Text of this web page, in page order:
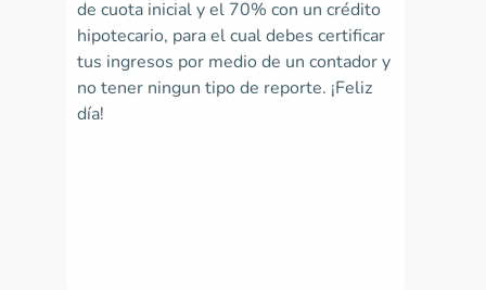
de cuota inicial y el 70% con un crédito
hipotecario, para el cual debes certificar
tus ingresos por medio de un contador y
no tener ningun tipo de reporte. ¡Feliz
día!